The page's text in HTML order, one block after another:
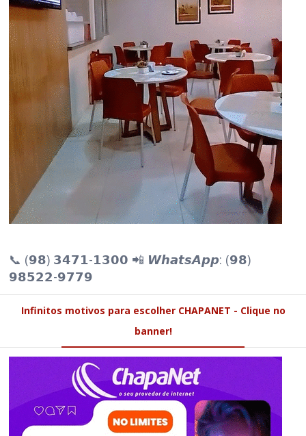
📞 (𝟵𝟴) 𝟯𝟰𝟳𝟭-𝟭𝟯𝟬𝟬 📲 𝙒𝙝𝙖𝙩𝙨𝘼𝙥𝙥: (𝟵𝟴)
𝟵𝟴𝟱𝟮𝟮-𝟵𝟳𝟳𝟵
Infinitos motivos para escolher CHAPANET - Clique no
banner!